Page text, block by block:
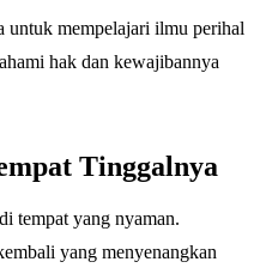
untuk mempelajari ilmu perihal
hak dan kewajibannya
Tinggalnya
tempat yang nyaman.
yang menyenangkan